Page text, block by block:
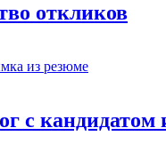
откликов
с